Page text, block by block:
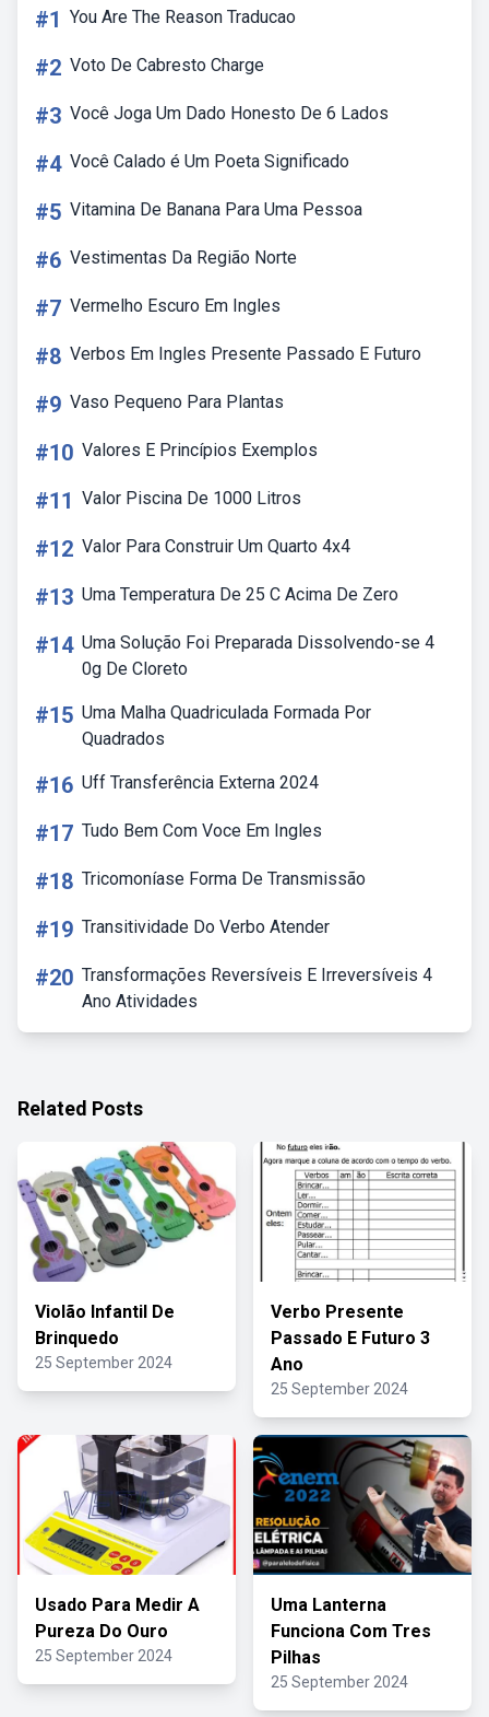
#1 You Are The Reason Traducao
#2 Voto De Cabresto Charge
#3 Você Joga Um Dado Honesto De 6 Lados
#4 Você Calado é Um Poeta Significado
#5 Vitamina De Banana Para Uma Pessoa
#6 Vestimentas Da Região Norte
#7 Vermelho Escuro Em Ingles
#8 Verbos Em Ingles Presente Passado E Futuro
#9 Vaso Pequeno Para Plantas
#10 Valores E Princípios Exemplos
#11 Valor Piscina De 1000 Litros
#12 Valor Para Construir Um Quarto 4x4
#13 Uma Temperatura De 25 C Acima De Zero
#14 Uma Solução Foi Preparada Dissolvendo-se 4
0g De Cloreto
#15 Uma Malha Quadriculada Formada Por
Quadrados
#16 Uff Transferência Externa 2024
#17 Tudo Bem Com Voce Em Ingles
#18 Tricomoníase Forma De Transmissão
#19 Transitividade Do Verbo Atender
#20 Transformações Reversíveis E Irreversíveis 4
Ano Atividades
Related Posts
Violão Infantil De
Brinquedo
25 September 2024
Verbo Presente
Passado E Futuro 3
Ano
25 September 2024
Usado Para Medir A
Pureza Do Ouro
25 September 2024
Uma Lanterna
Funciona Com Tres
Pilhas
25 September 2024